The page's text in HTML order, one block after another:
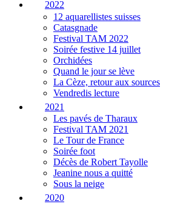
2022
12 aquarellistes suisses
Catasgnade
Festival TAM 2022
Soirée festive 14 juillet
Orchidées
Quand le jour se lève
La Cèze, retour aux sources
Vendredis lecture
2021
Les pavés de Tharaux
Festival TAM 2021
Le Tour de France
Soirée foot
Décès de Robert Tayolle
Jeanine nous a quitté
Sous la neige
2020